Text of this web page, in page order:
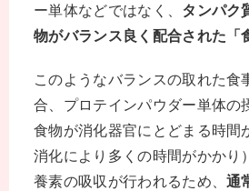
ー単体などではなく、 タンパク
物がバランス良く配合された「
このようなバランスの取れた食
合、プロテインパウダー単体の
食物が消化器官にとどまる時間
消化により多くの時間がかかり
養素の吸収が行われるため、通